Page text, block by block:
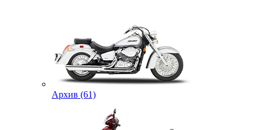
Архив (61)